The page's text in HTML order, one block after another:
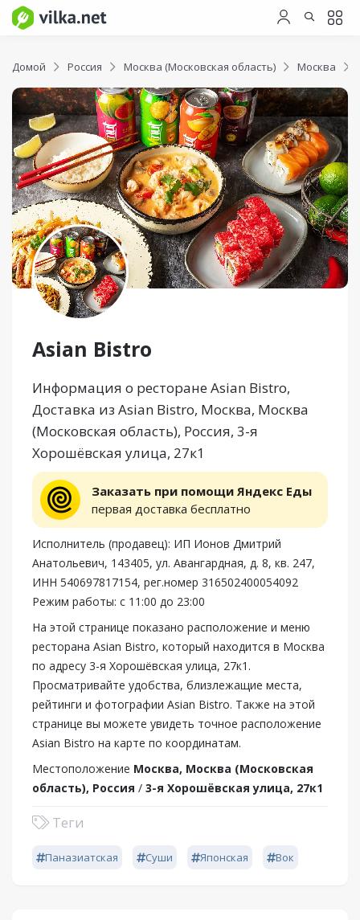
Домой Россия Москва (Московская область) Москва
Asian Bistro
Информация о ресторане Asian Bistro,
Доставка из Asian Bistro, Москва, Москва
(Московская область), Россия, 3-я
Хорошёвская улица, 27к1
Заказать при помощи Яндекс Еды
первая доставка бесплатно
Исполнитель (продавец): ИП Ионов Дмитрий
Анатольевич, 143405, ул. Авангардная, д. 8, кв. 247,
ИНН 540697817154, рег.номер 316502400054092
Режим работы: с 11:00 до 23:00
На этой странице показано расположение и меню
ресторана Asian Bistro, который находится в Москва
по адресу 3-я Хорошёвская улица, 27к1.
Просматривайте удобства, близлежащие места,
рейтинги и фотографии Asian Bistro. Также на этой
странице вы можете увидеть точное расположение
Asian Bistro на карте по координатам.
Местоположение Москва, Москва (Московская
область), Россия / 3-я Хорошёвская улица, 27к1
Теги
Паназиатская Суши Японская Вок